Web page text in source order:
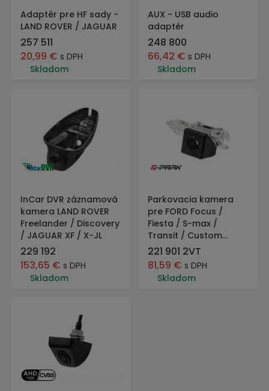
Adaptér pre HF sady -
LAND ROVER / JAGUAR
257 511
20,99 € s DPH
Skladom
AUX - USB audio
adaptér
248 800
66,42 € s DPH
Skladom
InCar DVR záznamová
kamera LAND ROVER
Freelander / Discovery
/ JAGUAR XF / X-JL
229 192
153,65 € s DPH
Skladom
Parkovacia kamera
pre FORD Focus /
Fiesta / S-max /
Transit / Custom...
221 901 2VT
81,59 € s DPH
Skladom